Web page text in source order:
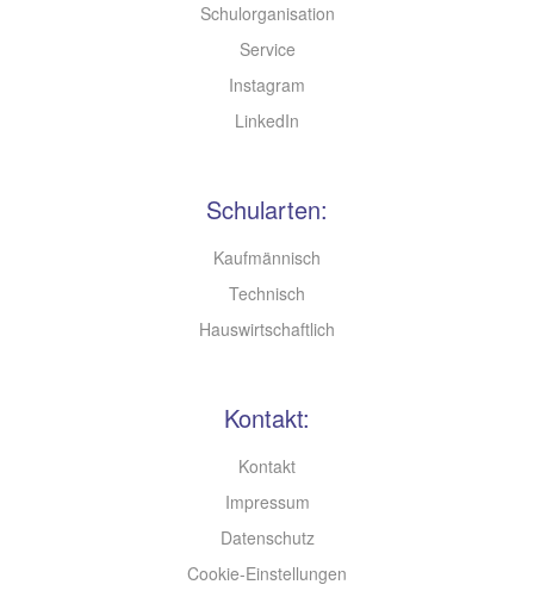
Schulorganisation
Service
Instagram
LinkedIn
Schularten:
Kaufmännisch
Technisch
Hauswirtschaftlich
Kontakt:
Kontakt
Impressum
Datenschutz
Cookie-Einstellungen